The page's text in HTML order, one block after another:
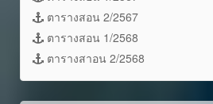
ตารางสอน 2/2567
ตารางสอน 1/2568
ตารางสาอน 2/2568